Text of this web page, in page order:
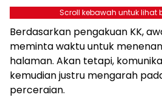
Scroll kebawah untuk lihat
Berdasarkan pengakuan KK,
meminta waktu untuk
halaman. Akan tetapi,
kemudian justru mengarah
perceraian.